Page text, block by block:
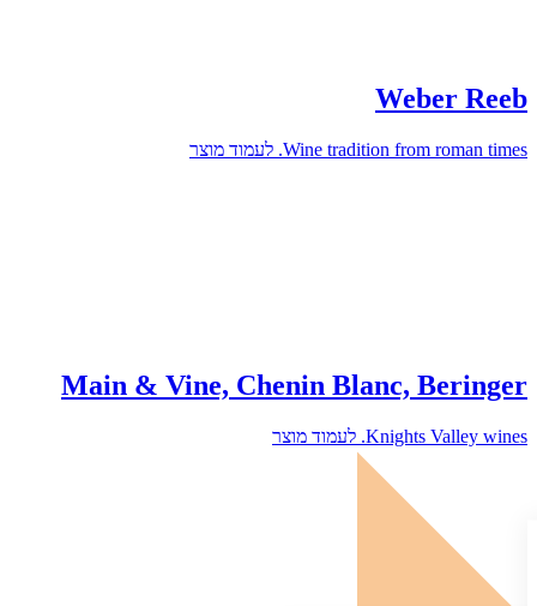
Weber Reeb
Wine tradition from roman times. לעמוד מוצר
Main & Vine, Chenin Blanc, Beringer
Knights Valley wines. לעמוד מוצר